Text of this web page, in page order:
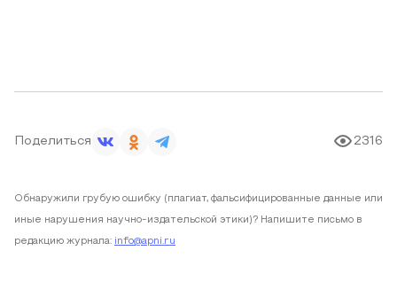
Поделиться 2316
Обнаружили грубую ошибку (плагиат, фальсифицированные данные или
иные нарушения научно-издательской этики)? Напишите письмо в
редакцию журнала: info@apni.ru